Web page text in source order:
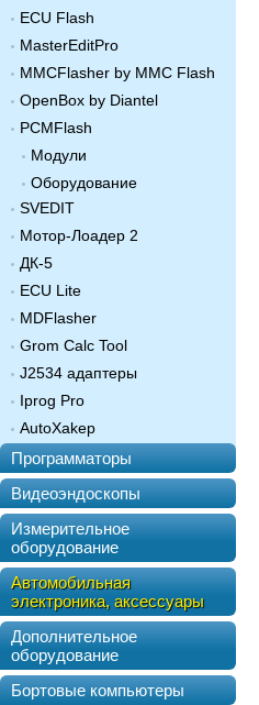
ECU Flash
MasterEditPro
MMCFlasher by MMC Flash
OpenBox by Diantel
PCMFlash
Модули
Оборудование
SVEDIT
Мотор-Лоадер 2
ДК-5
ECU Lite
MDFlasher
Grom Calc Tool
J2534 адаптеры
Iprog Pro
AutoXakep
Программаторы
Видеоэндоскопы
Измерительное
оборудование
Автомобильная
электроника, аксессуары
Дополнительное
оборудование
Бортовые компьютеры